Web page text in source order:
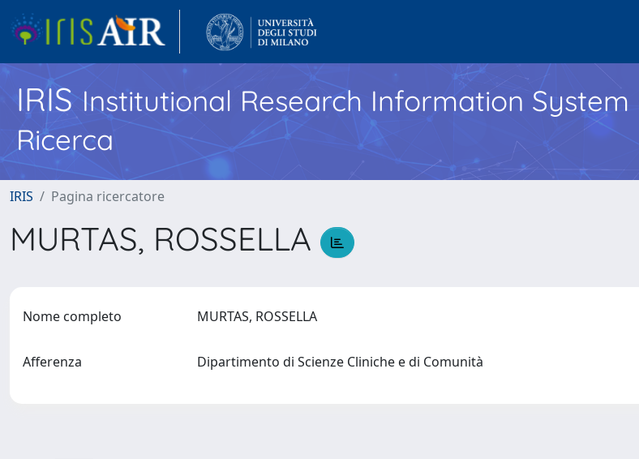
IRISInstitutional Research Information System
Ricerca
IRIS Pagina ricercatore
MURTAS, ROSSELLA
Nome completo MURTAS, ROSSELLA
Afferenza Dipartimento di Scienze Cliniche e di Comunità